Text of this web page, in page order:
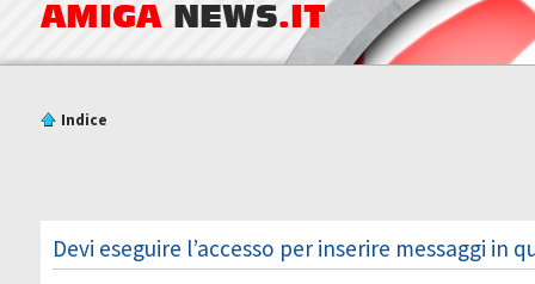
AMIGA NEWS.IT
Indice
Devi eseguire l’accesso per inserire messaggi in